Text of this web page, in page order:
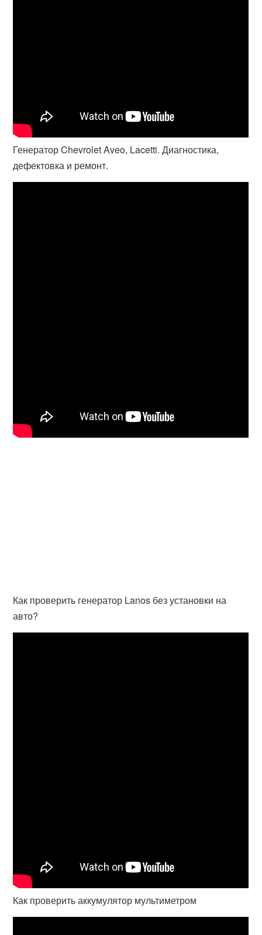
Генератор Chevrolet Aveo, Lacetti. Диагностика,
дефектовка и ремонт.
Как проверить генератор Lanos без установки на
авто?
Как проверить аккумулятор мультиметром